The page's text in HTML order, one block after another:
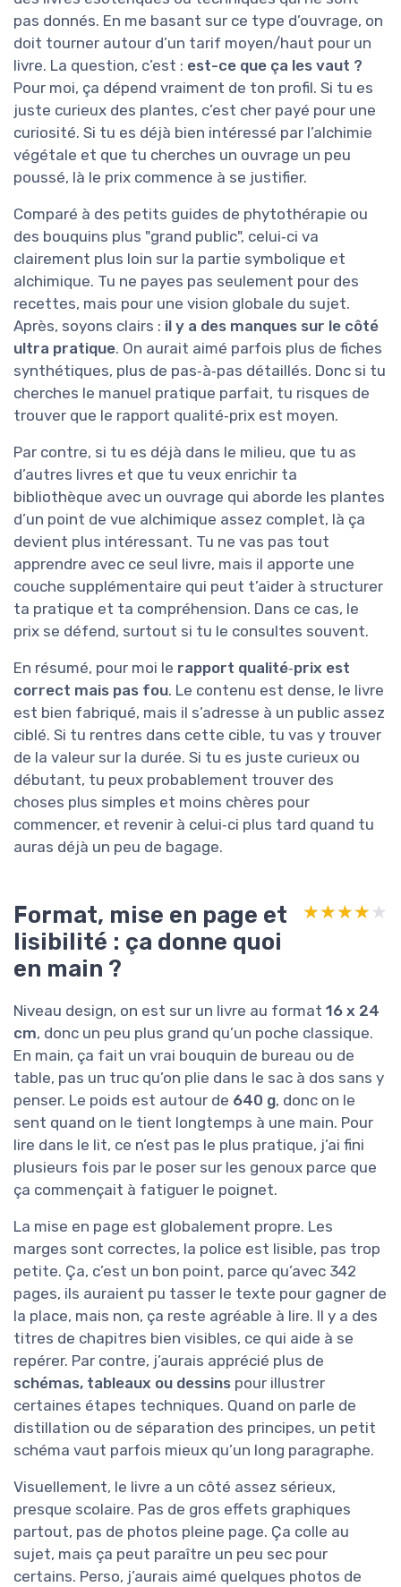
pas donnés. En me basant sur ce type d’ouvrage, on
doit tourner autour d’un tarif moyen/haut pour un
livre. La question, c’est : est-ce que ça les vaut ?
Pour moi, ça dépend vraiment de ton profil. Si tu es
juste curieux des plantes, c’est cher payé pour une
curiosité. Si tu es déjà bien intéressé par l’alchimie
végétale et que tu cherches un ouvrage un peu
poussé, là le prix commence à se justifier.
Comparé à des petits guides de phytothérapie ou
des bouquins plus "grand public", celui‑ci va
clairement plus loin sur la partie symbolique et
alchimique. Tu ne payes pas seulement pour des
recettes, mais pour une vision globale du sujet.
Après, soyons clairs : il y a des manques sur le côté
ultra pratique. On aurait aimé parfois plus de fiches
synthétiques, plus de pas‑à‑pas détaillés. Donc si tu
cherches le manuel pratique parfait, tu risques de
trouver que le rapport qualité‑prix est moyen.
Par contre, si tu es déjà dans le milieu, que tu as
d’autres livres et que tu veux enrichir ta
bibliothèque avec un ouvrage qui aborde les plantes
d’un point de vue alchimique assez complet, là ça
devient plus intéressant. Tu ne vas pas tout
apprendre avec ce seul livre, mais il apporte une
couche supplémentaire qui peut t’aider à structurer
ta pratique et ta compréhension. Dans ce cas, le
prix se défend, surtout si tu le consultes souvent.
En résumé, pour moi le rapport qualité‑prix est
correct mais pas fou. Le contenu est dense, le livre
est bien fabriqué, mais il s’adresse à un public assez
ciblé. Si tu rentres dans cette cible, tu vas y trouver
de la valeur sur la durée. Si tu es juste curieux ou
débutant, tu peux probablement trouver des
choses plus simples et moins chères pour
commencer, et revenir à celui‑ci plus tard quand tu
auras déjà un peu de bagage.
Format, mise en page et
lisibilité : ça donne quoi
en main ?
★★★★★
★★★★★
Niveau design, on est sur un livre au format 16 x 24
cm, donc un peu plus grand qu’un poche classique.
En main, ça fait un vrai bouquin de bureau ou de
table, pas un truc qu’on plie dans le sac à dos sans y
penser. Le poids est autour de 640 g, donc on le
sent quand on le tient longtemps à une main. Pour
lire dans le lit, ce n’est pas le plus pratique, j’ai fini
plusieurs fois par le poser sur les genoux parce que
ça commençait à fatiguer le poignet.
La mise en page est globalement propre. Les
marges sont correctes, la police est lisible, pas trop
petite. Ça, c’est un bon point, parce qu’avec 342
pages, ils auraient pu tasser le texte pour gagner de
la place, mais non, ça reste agréable à lire. Il y a des
titres de chapitres bien visibles, ce qui aide à se
repérer. Par contre, j’aurais apprécié plus de
schémas, tableaux ou dessins pour illustrer
certaines étapes techniques. Quand on parle de
distillation ou de séparation des principes, un petit
schéma vaut parfois mieux qu’un long paragraphe.
Visuellement, le livre a un côté assez sérieux,
presque scolaire. Pas de gros effets graphiques
partout, pas de photos pleine page. Ça colle au
sujet, mais ça peut paraître un peu sec pour
certains. Perso, j’aurais aimé quelques photos de